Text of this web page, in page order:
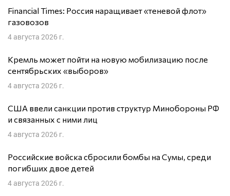
Financial Times: Россия наращивает «теневой флот»
газовозов
4 августа 2026 г.
Кремль может пойти на новую мобилизацию после
сентябрьских «выборов»
4 августа 2026 г.
США ввели санкции против структур Минобороны РФ
и связанных с ними лиц
4 августа 2026 г.
Российские войска сбросили бомбы на Сумы, среди
погибших двое детей
4 августа 2026 г.